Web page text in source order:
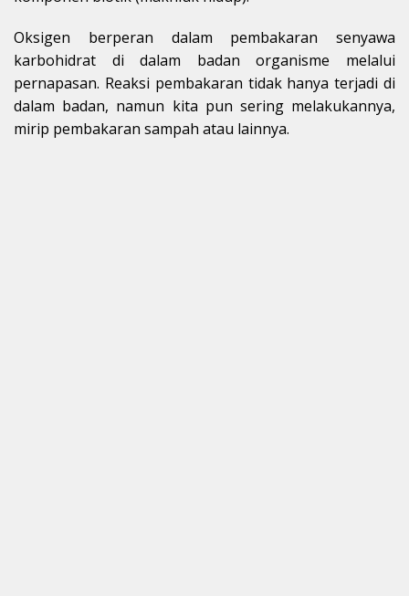
Oksigen berperan dalam pembakaran senyawa
karbohidrat di dalam badan organisme melalui
pernapasan. Reaksi pembakaran tidak hanya terjadi di
dalam badan, namun kita pun sering melakukannya,
mirip pembakaran sampah atau lainnya.